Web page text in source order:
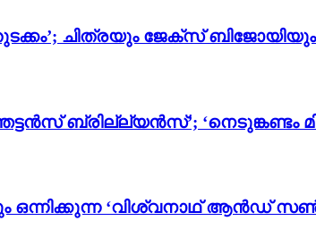
ചിത്രയും ജേക്സ് ബിജോയിയും
ബ്രില്ല്യൻസ്’; ‘നെടുങ്കണ്ടം
‘വിശ്വനാഥ് ആൻഡ് സൺസ്’;